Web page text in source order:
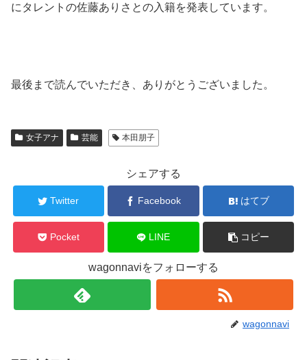
にタレントの佐藤ありさとの入籍を発表しています。
最後まで読んでいただき、ありがとうございました。
女子アナ 芸能 本田朋子
シェアする
Twitter Facebook はてブ
Pocket LINE コピー
wagonnaviをフォローする
wagonnavi